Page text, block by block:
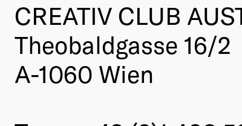
CREATIV CLUB
Theobaldgasse 16/2
A-1060 Wien